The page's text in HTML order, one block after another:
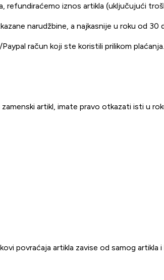
refundiraćemo iznos artikla (uključujući
narudžbine, a najkasnije u roku od 30
račun koji ste koristili prilikom plaćanja.
artikl, imate pravo otkazati isti u
povraćaja artikla zavise od samog